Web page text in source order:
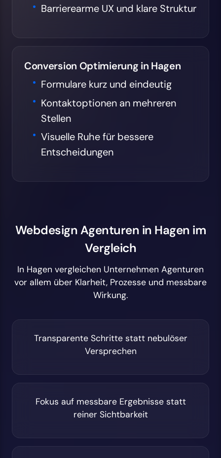
Barrierearme UX und klare Struktur
Conversion Optimierung in Hagen
Formulare kurz und eindeutig
Kontaktoptionen an mehreren
Stellen
Visuelle Ruhe für bessere
Entscheidungen
Webdesign Agenturen in Hagen im
Vergleich
In Hagen vergleichen Unternehmen Agenturen
vor allem über Klarheit, Prozesse und messbare
Wirkung.
Transparente Schritte statt nebulöser
Versprechen
Fokus auf messbare Ergebnisse statt
reiner Sichtbarkeit